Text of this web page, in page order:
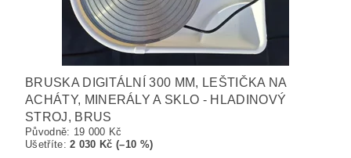
BRUSKA DIGITÁLNÍ 300 MM, LEŠTIČKA NA
ACHÁTY, MINERÁLY A SKLO - HLADINOVÝ
STROJ, BRUS
Původně: 19 000 Kč
Ušetříte:2 030 Kč (–10 %)